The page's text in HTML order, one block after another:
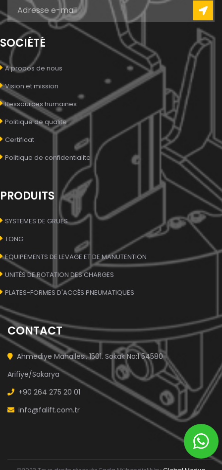
SOCIÉTÉ
A propos de nous
Vision et mission
Ressources humaines
Politique de qualite
Certificat
Politique de confidentialite
PRODUITS
SYSTEMES DE GRUES
TONG
EQUIPEMENTS DE LEVAGE ET DE MANUTENTION
UNITÉS DE ROTATION DES CHARGES
PLATES-FORMES D'ACCÈS PNEUMATIQUES
CONTACT
Ahmediye Mahallesi, 1501. Sokak No:1 54580
Arifiye/Sakarya
+90 264 275 20 01
info@falift.com.tr